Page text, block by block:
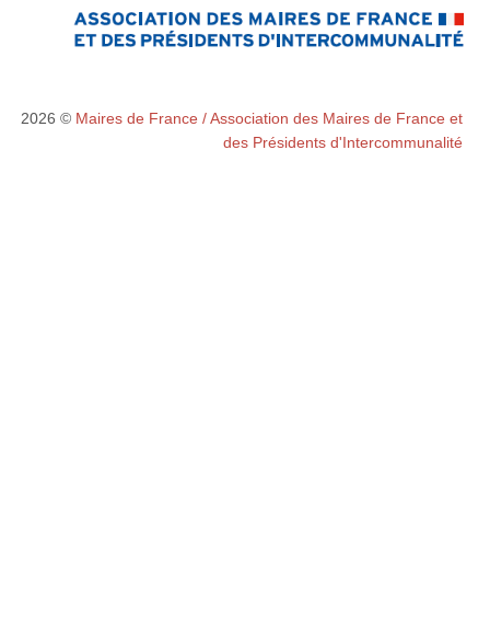
2026 © Maires de France / Association des Maires de France et
des Présidents d'Intercommunalité